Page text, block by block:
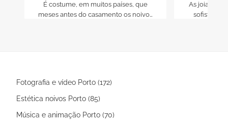
É costume, em muitos países, que
meses antes do casamento os noivos
As joias
sofisticada
Fotografia e vídeo Porto (172)
Estética noivos Porto (85)
Música e animação Porto (70)